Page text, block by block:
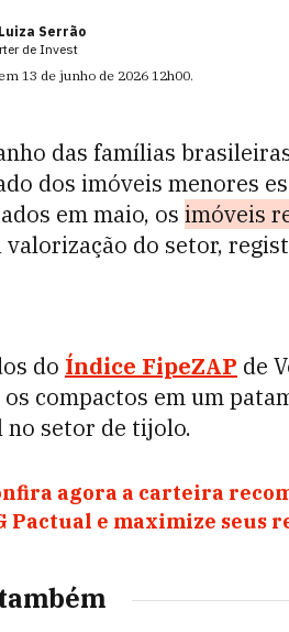
Serrão
de Invest
13 de junho de 2026 12h00.
das famílias
dos imóveis menores
em maio, os imóveis
valorização do setor,
do Índice FipeZAP de
compactos em um
no setor de tijolo.
agora a carteira
Pactual e maximize seus